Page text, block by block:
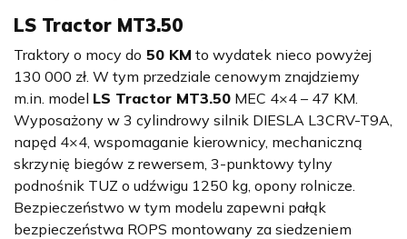
LS Tractor MT3.50
Traktory o mocy do 50 KM to wydatek nieco powyżej
130 000 zł. W tym przedziale cenowym znajdziemy
m.in. model LS Tractor MT3.50 MEC 4×4 – 47 KM.
Wyposażony w 3 cylindrowy silnik DIESLA L3CRV-T9A,
napęd 4×4, wspomaganie kierownicy, mechaniczną
skrzynię biegów z rewersem, 3-punktowy tylny
podnośnik TUZ o udźwigu 1250 kg, opony rolnicze.
Bezpieczeństwo w tym modelu zapewni pałąk
bezpieczeństwa ROPS montowany za siedzeniem